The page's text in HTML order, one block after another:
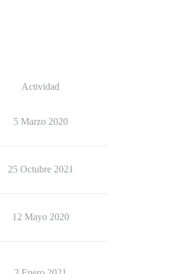
Actividad
5 Marzo 2020
25 Octubre 2021
12 Mayo 2020